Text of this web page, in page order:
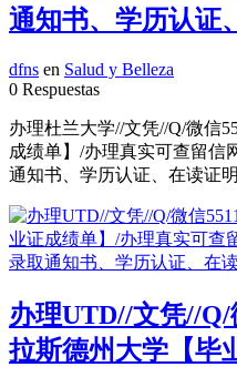
通知书、学历认证
dfns en Salud y Belleza
0 Respuestas
办理杜兰大学//文凭//Q/微信
成绩单】/办理真实可查留信
通知书、学历认证、在读证明
办理UTD//文凭//Q/
拉斯德州大学【毕